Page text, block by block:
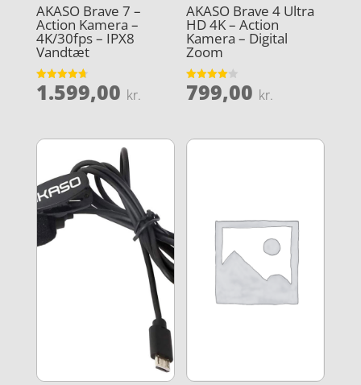
AKASO Brave 7 –
Action Kamera –
4K/30fps – IPX8
Vandtæt
Vurderet
1.599,00 kr.
AKASO Brave 4 Ultra
HD 4K – Action
Kamera – Digital
Zoom
Vurderet
4
799,00 kr.